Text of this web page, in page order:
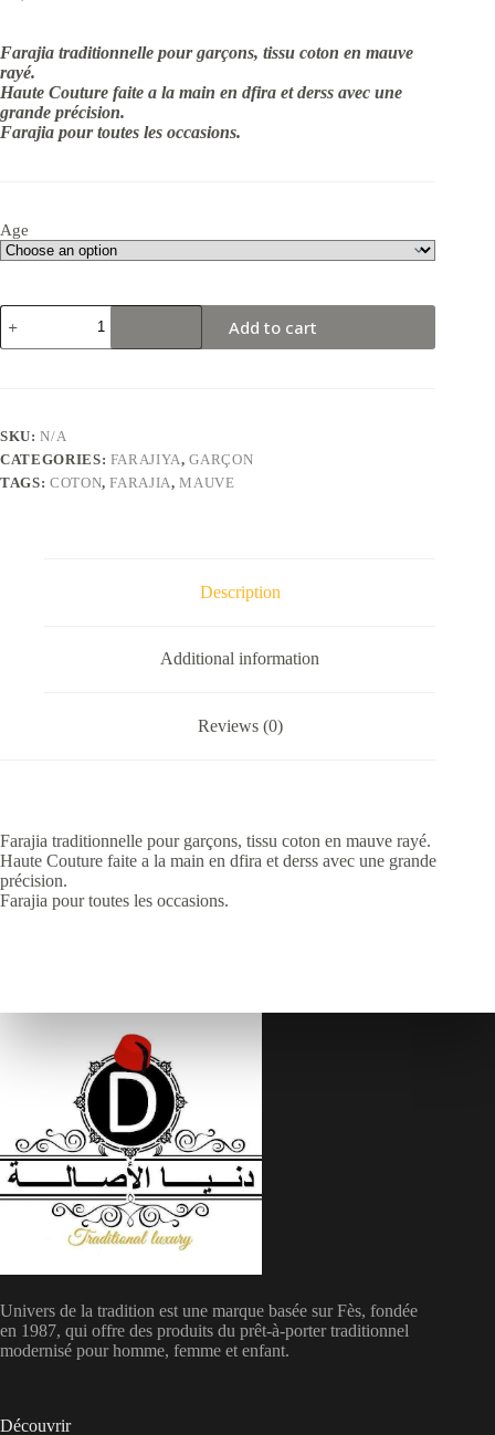
Farajia traditionnelle pour garçons, tissu coton en mauve
rayé.
Haute Couture faite a la main en dfira et derss avec une
grande précision.
Farajia pour toutes les occasions.
Age
Farajia
enfants
coton
Add to cart
SKU:N/A
CATEGORIES: FARAJIYA,GARÇON
TAGS: COTON,FARAJIA,MAUVE
Description
Additional information
Reviews (0)
Farajia traditionnelle pour garçons, tissu coton en mauve rayé.
Haute Couture faite a la main en dfira et derss avec une grande
précision.
Farajia pour toutes les occasions.
Univers de la tradition est une marque basée sur Fès, fondée
en 1987, qui offre des produits du prêt-à-porter traditionnel
modernisé pour homme, femme et enfant.
Découvrir